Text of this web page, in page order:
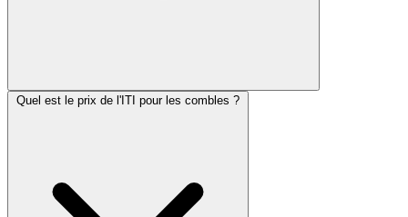
Quel est le prix de l'ITI pour les combles ?